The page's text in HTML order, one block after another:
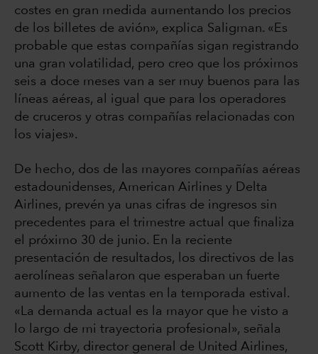
costes en gran medida aumentando los precios
de los billetes de avión», explica Saligman. «Es
probable que estas compañías sigan registrando
una gran volatilidad, pero creo que los próximos
seis a doce meses van a ser muy buenos para las
líneas aéreas, al igual que para los operadores
de cruceros y otras compañías relacionadas con
los viajes».
De hecho, dos de las mayores compañías aéreas
estadounidenses, American Airlines y Delta
Airlines, prevén ya unas cifras de ingresos sin
precedentes para el trimestre actual que finaliza
el próximo 30 de junio. En la reciente
presentación de resultados, los directivos de las
aerolíneas señalaron que esperaban un fuerte
aumento de las ventas en la temporada estival.
«La demanda actual es la mayor que he visto a
lo largo de mi trayectoria profesional», señala
Scott Kirby, director general de United Airlines,